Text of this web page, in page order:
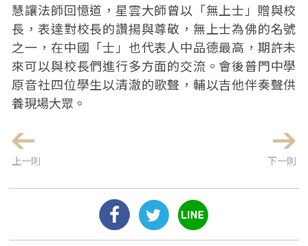
慧讓法師回憶道，星雲大師曾以「無上士」贈與校
長，表達對校長的讚揚與尊敬，無上士為佛的名號
之一，在中國「士」也代表人中品德最高，期許未
來可以與校長們進行多方面的交流。會後普門中學
原音社四位學生以清澈的歌聲，輔以吉他伴奏聲供
養現場大眾。
上一則 下一則